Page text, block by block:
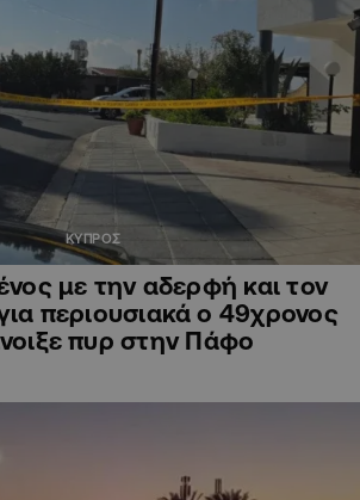
ΚΥΠΡΟΣ
με την αδερφή και τον
περιουσιακά ο 49χρονος
πυρ στην Πάφο